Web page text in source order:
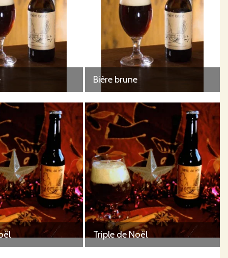
Bière brune
Triple de Noël